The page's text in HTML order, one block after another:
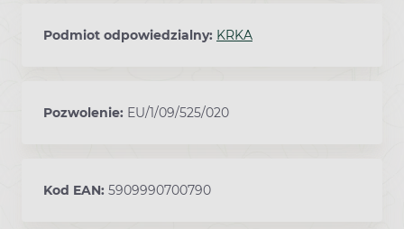
Podmiot odpowiedzialny: KRKA
Pozwolenie: EU/1/09/525/020
Kod EAN: 5909990700790